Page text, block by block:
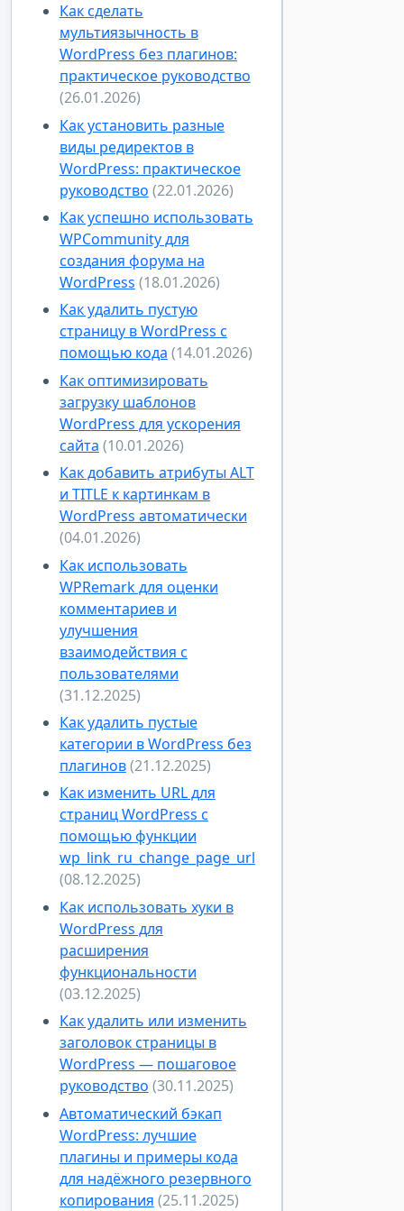
Как сделать
мультиязычность в
WordPress без плагинов:
практическое руководство
(26.01.2026)
Как установить разные
виды редиректов в
WordPress: практическое
руководство (22.01.2026)
Как успешно использовать
WPCommunity для
создания форума на
WordPress (18.01.2026)
Как удалить пустую
страницу в WordPress с
помощью кода (14.01.2026)
Как оптимизировать
загрузку шаблонов
WordPress для ускорения
сайта (10.01.2026)
Как добавить атрибуты ALT
и TITLE к картинкам в
WordPress автоматически
(04.01.2026)
Как использовать
WPRemark для оценки
комментариев и
улучшения
взаимодействия с
пользователями
(31.12.2025)
Как удалить пустые
категории в WordPress без
плагинов(21.12.2025)
Как изменить URL для
страниц WordPress с
помощью функции
wp_link_ru_change_page_url
(08.12.2025)
Как использовать хуки в
WordPress для
расширения
функциональности
(03.12.2025)
Как удалить или изменить
заголовок страницы в
WordPress — пошаговое
руководство (30.11.2025)
Автоматический бэкап
WordPress: лучшие
плагины и примеры кода
для надёжного резервного
копирования (25.11.2025)